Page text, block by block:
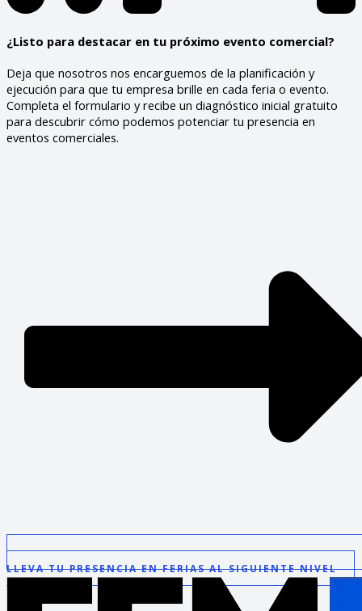
¿Listo para destacar en tu próximo evento comercial?
Deja que nosotros nos encarguemos de la planificación y
ejecución para que tu empresa brille en cada feria o evento.
Completa el formulario y recibe un diagnóstico inicial gratuito
para descubrir cómo podemos potenciar tu presencia en
eventos comerciales.
LLEVA TU PRESENCIA EN FERIAS AL SIGUIENTE NIVEL